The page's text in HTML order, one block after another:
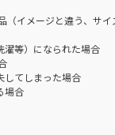
（イメージと違う、サイ
濯等）になられた場合
してしまった場合
場合